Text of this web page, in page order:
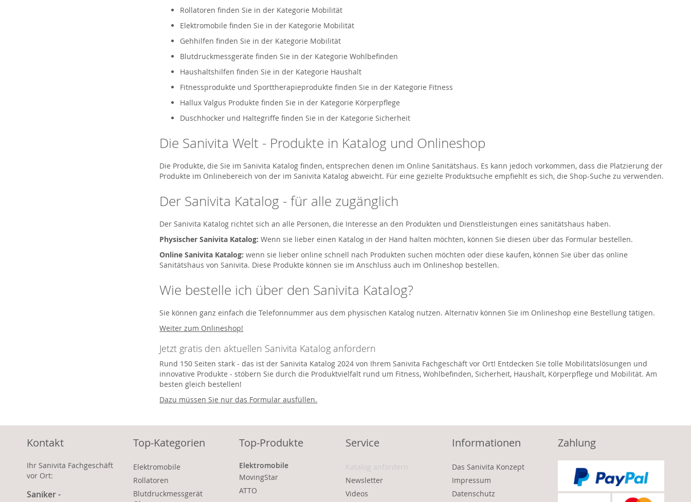
Rollatoren finden Sie in der Kategorie Mobilität
Elektromobile finden Sie in der Kategorie Mobilität
Gehhilfen finden Sie in der Kategorie Mobilität
Blutdruckmessgeräte finden Sie in der Kategorie Wohlbefinden
Haushaltshilfen finden Sie in der Kategorie Haushalt
Fitnessprodukte und Sporttherapieprodukte finden Sie in der Kategorie Fitness
Hallux Valgus Produkte finden Sie in der Kategorie Körperpflege
Duschhocker und Haltegriffe finden Sie in der Kategorie Sicherheit
Die Sanivita Welt - Produkte in Katalog und Onlineshop
Die Produkte, die Sie im Sanivita Katalog finden, entsprechen denen im Online Sanitätshaus. Es kann jedoch vorkommen, dass die Platzierung der
Produkte im Onlinebereich von der im Sanivita Katalog abweicht. Für eine gezielte Produktsuche empfiehlt es sich, die Shop-Suche zu verwenden.
Der Sanivita Katalog - für alle zugänglich
Der Sanivita Katalog richtet sich an alle Personen, die Interesse an den Produkten und Dienstleistungen eines sanitätshaus haben.
Physischer Sanivita Katalog: Wenn sie lieber einen Katalog in der Hand halten möchten, können Sie diesen über das Formular bestellen.
Online Sanivita Katalog: wenn sie lieber online schnell nach Produkten suchen möchten oder diese kaufen, können Sie über das online
Sanitätshaus von Sanivita. Diese Produkte können sie im Anschluss auch im Onlineshop bestellen.
Wie bestelle ich über den Sanivita Katalog?
Sie können ganz einfach die Telefonnummer aus dem physischen Katalog nutzen. Alternativ können Sie im Onlineshop eine Bestellung tätigen.
Weiter zum Onlineshop!
Jetzt gratis den aktuellen Sanivita Katalog anfordern
Rund 150 Seiten stark - das ist der Sanivita Katalog 2024 von Ihrem Sanivita Fachgeschäft vor Ort! Entdecken Sie tolle Mobilitätslösungen und
innovative Produkte - stöbern Sie durch die Produktvielfalt rund um Fitness, Wohlbefinden, Sicherheit, Haushalt, Körperpflege und Mobilität. Am
besten gleich bestellen!
Dazu müssen Sie nur das Formular ausfüllen.
Kontakt
Ihr Sanivita Fachgeschäft
vor Ort:
Saniker -
Top-Kategorien
Elektromobile
Rollatoren
Blutdruckmessgerät
Top-Produkte
Elektromobile
MovingStar
ATTO
Service
Katalog anfordern
Newsletter
Videos
Informationen
Das Sanivita Konzept
Impressum
Datenschutz
Zahlung